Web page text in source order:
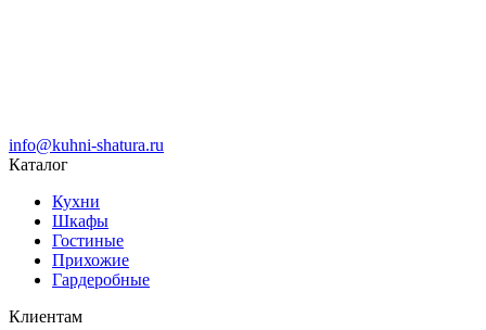
info@kuhni-shatura.ru
Каталог
Кухни
Шкафы
Гостиные
Прихожие
Гардеробные
Клиентам